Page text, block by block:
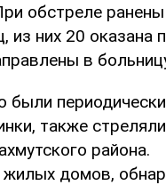
обстреле
из них 20 оказана
в
были
также
района.
домов,